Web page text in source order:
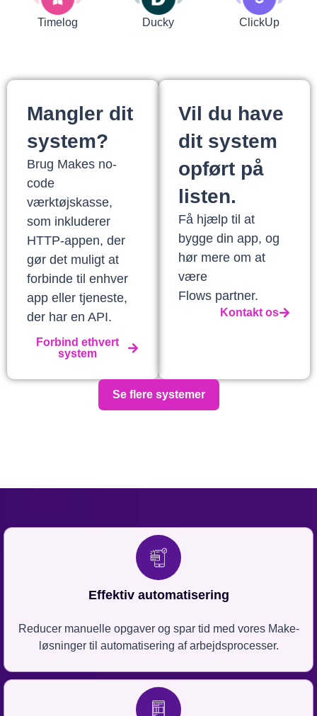
Timelog Ducky ClickUp
Mangler dit
system?
Brug Makes no-
code
værktøjskasse,
som inkluderer
HTTP-appen, der
gør det muligt at
forbinde til enhver
app eller tjeneste,
der har en API.
Forbind ethvert
system
Vil du have
dit system
opført på
listen.
Få hjælp til at
bygge din app, og
hør mere om at
være
Flows partner.
Kontakt os
Se flere systemer
Effektiv automatisering
Reducer manuelle opgaver og spar tid med vores Make-
løsninger til automatisering af arbejdsprocesser.